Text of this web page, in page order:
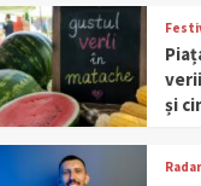
și
Radar